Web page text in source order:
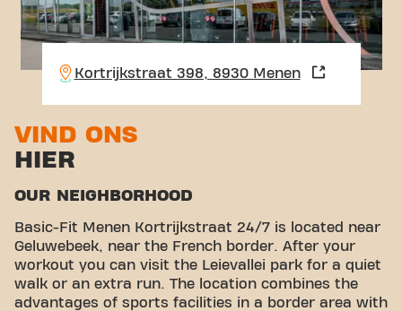
Kortrijkstraat 398, 8930 Menen
VIND ONS
HIER
OUR NEIGHBORHOOD
Basic-Fit Menen Kortrijkstraat 24/7 is located near
Geluwebeek, near the French border. After your
workout you can visit the Leievallei park for a quiet
walk or an extra run. The location combines the
advantages of sports facilities in a border area with